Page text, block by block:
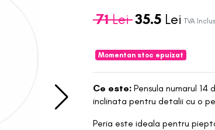
71Lei 35.5 Lei TVA Inclus
Momentan stoc epuizat
Ce este: Pensula numarul 14
inclinata pentru detalii cu o
Peria este ideala pentru